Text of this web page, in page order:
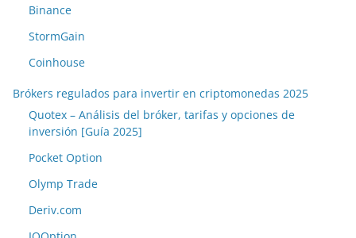
Binance
StormGain
Coinhouse
Brókers regulados para invertir en criptomonedas 2025
Quotex – Análisis del bróker, tarifas y opciones de
inversión [Guía 2025]
Pocket Option
Olymp Trade
Deriv.com